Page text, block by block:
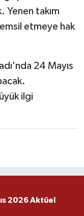
Yenen takım
etmeye hak
24 Mayıs
ilgi
2026 Aktüel